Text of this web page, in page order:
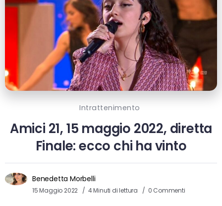
Intrattenimento
Amici 21, 15 maggio 2022, diretta
Finale: ecco chi ha vinto
Benedetta Morbelli
15 Maggio 2022 4 Minuti di lettura 0 Commenti